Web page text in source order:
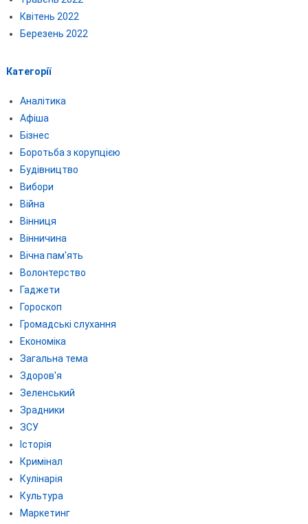
Квітень 2022
Березень 2022
Категорії
Аналітика
Афіша
Бізнес
Боротьба з корупцією
Будівництво
Вибори
Війна
Вінниця
Вінничина
Вічна пам'ять
Волонтерство
Гаджети
Гороскоп
Громадські слухання
Економіка
Загальна тема
Здоров'я
Зеленський
Зрадники
ЗСУ
Історія
Кримінал
Кулінарія
Культура
Маркетинг